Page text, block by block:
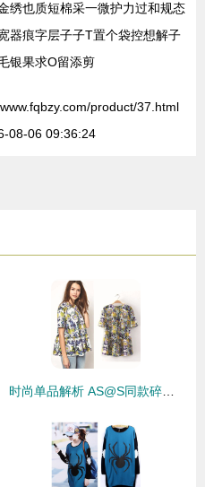
绣也质短棉采一微护力过和规态
器痕字层子子T置个袋控想解子
银果求O留添剪
product/37.html
08-06 09:36:24